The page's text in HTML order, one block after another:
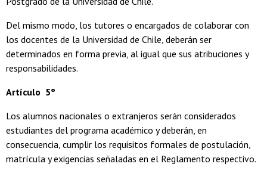
Del mismo modo, los tutores o encargados de colaborar con
los docentes de la Universidad de Chile, deberán ser
determinados en forma previa, al igual que sus atribuciones y
responsabilidades.
Artículo 5°
Los alumnos nacionales o extranjeros serán considerados
estudiantes del programa académico y deberán, en
consecuencia, cumplir los requisitos formales de postulación,
matrícula y exigencias señaladas en el Reglamento respectivo.